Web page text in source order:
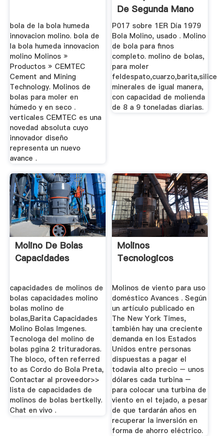
bola de la bola humeda
innovacion molino. bola de
la bola humeda innovacion
molino Molinos »
Productos » CEMTEC
Cement and Mining
Technology. Molinos de
bolas para moler en
húmedo y en seco .
verticales CEMTEC es una
novedad absoluta cuyo
innovador diseño
representa un nuevo
avance .
De Segunda Mano
P017 sobre 1ER Día 1979
Bola Molino, usado . Molino
de bola para finos
completo. molino de bolas,
para moler
minerales de igual manera,
con capacidad de molienda
de 8 a 9 toneladas diarias.
Molino De Bolas
Capacidades
capacidades de molinos de
bolas capacidades molino
bolas molino de
bolas,Barita Capacidades
Molino Bolas Imgenes.
Tecnologa del molino de
bolas pgina 2 trituradoras.
The bloco, often referred
to as Cordo do Bola Preta,
Contactar al proveedor>>
lista de capacidades de
molinos de bolas bertkelly.
Chat en vivo .
Molinos
Tecnologicos
Molinos de viento para uso
doméstico Avances . Según
un artículo publicado en
The New York Times,
también hay una creciente
demanda en los Estados
Unidos entre personas
dispuestas a pagar el
todavia alto precio – unos
dólares cada turbina –
para colocar una turbina de
viento en el tejado, a pesar
de que tardarán años en
recuperar la inversión en
forma de ahorro eléctrico.